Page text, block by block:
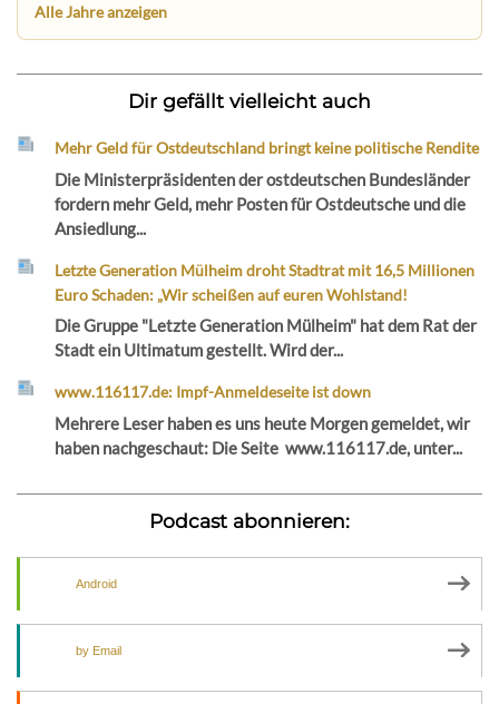
Alle Jahre anzeigen
Dir gefällt vielleicht auch
Mehr Geld für Ostdeutschland bringt keine politische Rendite
Die Ministerpräsidenten der ostdeutschen Bundesländer
fordern mehr Geld, mehr Posten für Ostdeutsche und die
Ansiedlung...
Letzte Generation Mülheim droht Stadtrat mit 16,5 Millionen
Euro Schaden: „Wir scheißen auf euren Wohlstand!
Die Gruppe "Letzte Generation Mülheim" hat dem Rat der
Stadt ein Ultimatum gestellt. Wird der...
www.116117.de: Impf-Anmeldeseite ist down
Mehrere Leser haben es uns heute Morgen gemeldet, wir
haben nachgeschaut: Die Seite www.116117.de, unter...
Podcast abonnieren:
Android
by Email